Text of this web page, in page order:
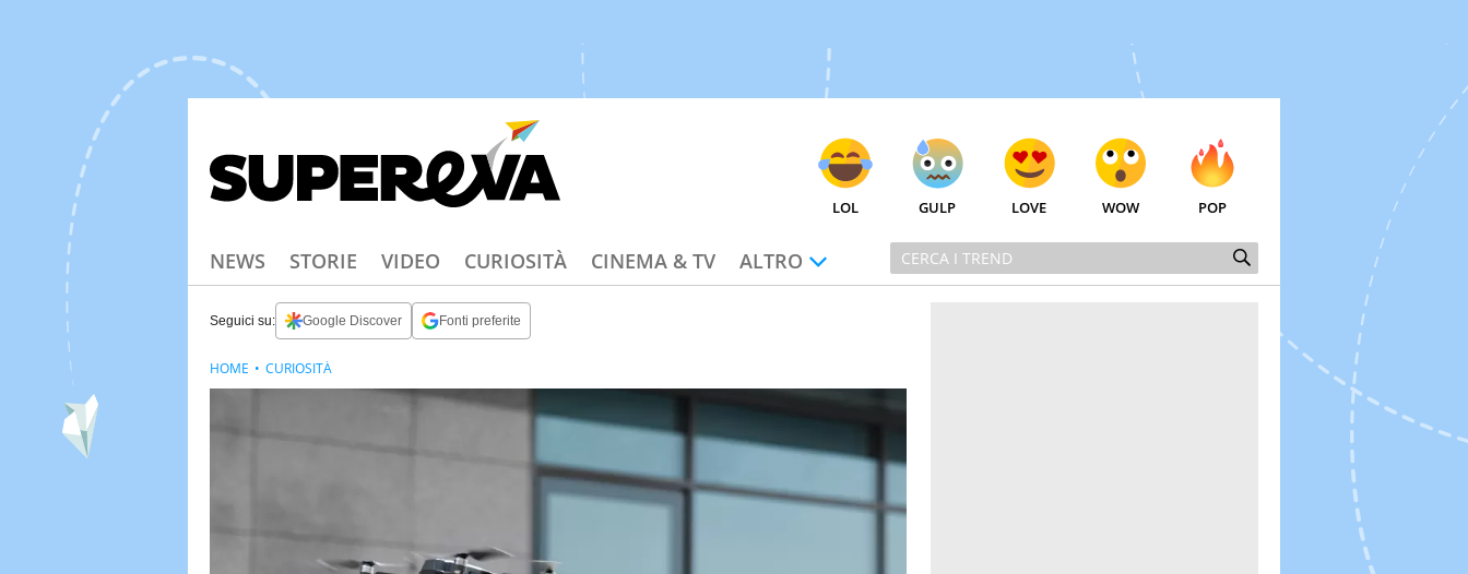
LOL GULP LOVE WOW POP
NEWS STORIE VIDEO CURIOSITÀ CINEMA & TV ALTRO
Seguici su: Google Discover Fonti preferite
HOME CURIOSITÀ